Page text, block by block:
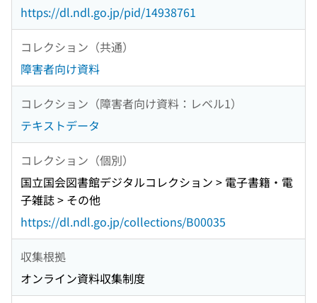
https://dl.ndl.go.jp/pid/14938761
コレクション（共通）
障害者向け資料
コレクション（障害者向け資料：レベル1）
テキストデータ
コレクション（個別）
国立国会図書館デジタルコレクション > 電子書籍・電
子雑誌 > その他
https://dl.ndl.go.jp/collections/B00035
収集根拠
オンライン資料収集制度